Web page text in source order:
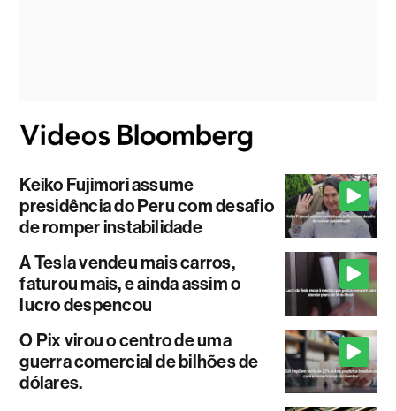
Keiko Fujimori assume
presidência do Peru com desafio
de romper instabilidade
A Tesla vendeu mais carros,
faturou mais, e ainda assim o
lucro despencou
O Pix virou o centro de uma
guerra comercial de bilhões de
dólares.